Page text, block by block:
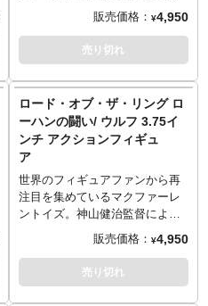
新しい「LOTR」、12月公開予
定のアニメーション映画『ロー
ド・オブ・ザ・リング ローハン
の戦い』。公開にさきがけ、マ
チシリーズで大展開スタートで
す。初回からまさかの「ビルド
フィギュア」仕様に！こちらは
主人公のローハンの王女「ヘ
ラ」が3.75インチのアクション
フィギュアとなって登場。アク
セサリーパーツの剣が付属。ま
た、「スノートロル」の腹部パ
ルム」「シャンク」「ウルフ」
に付属されたパーツを組み合わ
せると「スノートロル」が完成
販売価格： ¥4,950
売り切れ
ロード・オブ・ザ・リング ロ
ーハンの闘い/ ウルフ 3.75イ
ンチ アクションフィギュ
ア
世界のフィギュアファンから再
注目を集めているマクファーレ
ントイズ。神山健治監督による
新しい「LOTR」、12月公開予
定のアニメーション映画『ロー
ド・オブ・ザ・リング ローハン
の戦い』。公開にさきがけ、マ
販売価格： ¥4,950
売り切れ